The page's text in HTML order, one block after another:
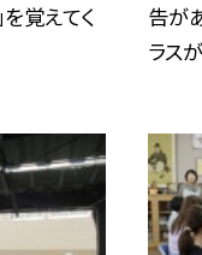
覚えてく
告が
ラス